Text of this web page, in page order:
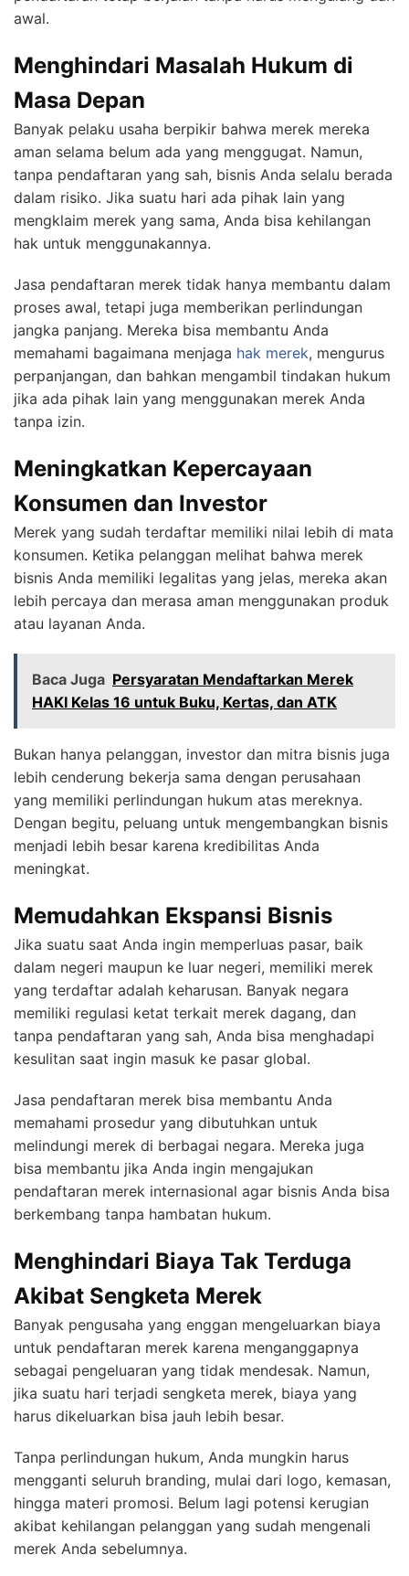
awal.
Menghindari Masalah Hukum di
Masa Depan
Banyak pelaku usaha berpikir bahwa merek mereka
aman selama belum ada yang menggugat. Namun,
tanpa pendaftaran yang sah, bisnis Anda selalu berada
dalam risiko. Jika suatu hari ada pihak lain yang
mengklaim merek yang sama, Anda bisa kehilangan
hak untuk menggunakannya.
Jasa pendaftaran merek tidak hanya membantu dalam
proses awal, tetapi juga memberikan perlindungan
jangka panjang. Mereka bisa membantu Anda
memahami bagaimana menjaga hak merek, mengurus
perpanjangan, dan bahkan mengambil tindakan hukum
jika ada pihak lain yang menggunakan merek Anda
tanpa izin.
Meningkatkan Kepercayaan
Konsumen dan Investor
Merek yang sudah terdaftar memiliki nilai lebih di mata
konsumen. Ketika pelanggan melihat bahwa merek
bisnis Anda memiliki legalitas yang jelas, mereka akan
lebih percaya dan merasa aman menggunakan produk
atau layanan Anda.
Baca Juga Persyaratan Mendaftarkan Merek
HAKI Kelas 16 untuk Buku, Kertas, dan ATK
Bukan hanya pelanggan, investor dan mitra bisnis juga
lebih cenderung bekerja sama dengan perusahaan
yang memiliki perlindungan hukum atas mereknya.
Dengan begitu, peluang untuk mengembangkan bisnis
menjadi lebih besar karena kredibilitas Anda
meningkat.
Memudahkan Ekspansi Bisnis
Jika suatu saat Anda ingin memperluas pasar, baik
dalam negeri maupun ke luar negeri, memiliki merek
yang terdaftar adalah keharusan. Banyak negara
memiliki regulasi ketat terkait merek dagang, dan
tanpa pendaftaran yang sah, Anda bisa menghadapi
kesulitan saat ingin masuk ke pasar global.
Jasa pendaftaran merek bisa membantu Anda
memahami prosedur yang dibutuhkan untuk
melindungi merek di berbagai negara. Mereka juga
bisa membantu jika Anda ingin mengajukan
pendaftaran merek internasional agar bisnis Anda bisa
berkembang tanpa hambatan hukum.
Menghindari Biaya Tak Terduga
Akibat Sengketa Merek
Banyak pengusaha yang enggan mengeluarkan biaya
untuk pendaftaran merek karena menganggapnya
sebagai pengeluaran yang tidak mendesak. Namun,
jika suatu hari terjadi sengketa merek, biaya yang
harus dikeluarkan bisa jauh lebih besar.
Tanpa perlindungan hukum, Anda mungkin harus
mengganti seluruh branding, mulai dari logo, kemasan,
hingga materi promosi. Belum lagi potensi kerugian
akibat kehilangan pelanggan yang sudah mengenali
merek Anda sebelumnya.